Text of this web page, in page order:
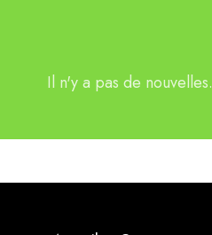
Il n'y a pas de nouvelles.